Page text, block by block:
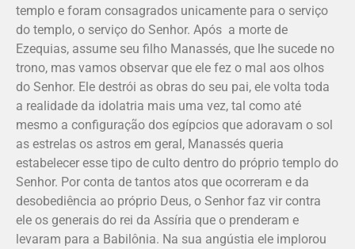
templo e foram consagrados unicamente para o serviço
do templo, o serviço do Senhor. Após a morte de
Ezequias, assume seu filho Manassés, que lhe sucede no
trono, mas vamos observar que ele fez o mal aos olhos
do Senhor. Ele destrói as obras do seu pai, ele volta toda
a realidade da idolatria mais uma vez, tal como até
mesmo a configuração dos egípcios que adoravam o sol
as estrelas os astros em geral, Manassés queria
estabelecer esse tipo de culto dentro do próprio templo do
Senhor. Por conta de tantos atos que ocorreram e da
desobediência ao próprio Deus, o Senhor faz vir contra
ele os generais do rei da Assíria que o prenderam e
levaram para a Babilônia. Na sua angústia ele implorou